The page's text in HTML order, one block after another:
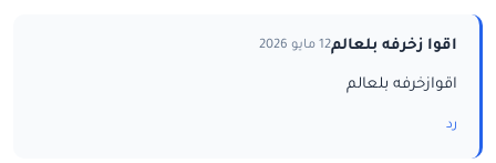
اقوا زخرفه بلعالم12 مايو 2026
اقوازخرفه بلعالم
رد